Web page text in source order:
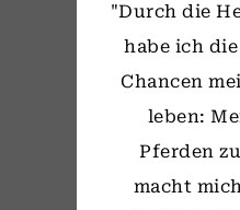
"Durch die
habe ich
Chancen
leben:
Pferden
macht